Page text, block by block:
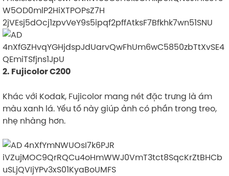
2. Fujicolor C200
Khác với Kodak, Fujicolor mang nét đặc trưng là ám
màu xanh lá. Yếu tố này giúp ảnh có phần trong treo,
nhẹ nhàng hơn.